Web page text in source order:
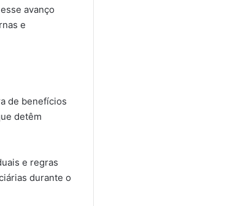
avanço
e
de benefícios
detêm
e regras
durante o